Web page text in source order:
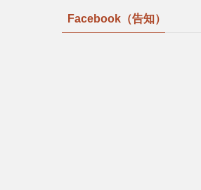
Facebook（告知）